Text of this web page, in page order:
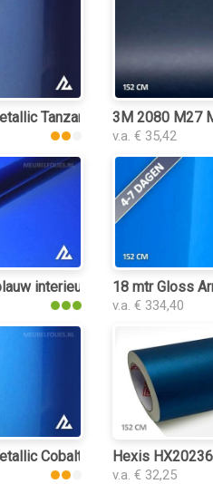
Tanzanite Blue 3187
3M 2080 M27
v.a. € 35,42
interieurfolie18 mtr Gloss
v.a. € 334,40
Cobalt Blue 3148
Hexis
v.a. € 32,25